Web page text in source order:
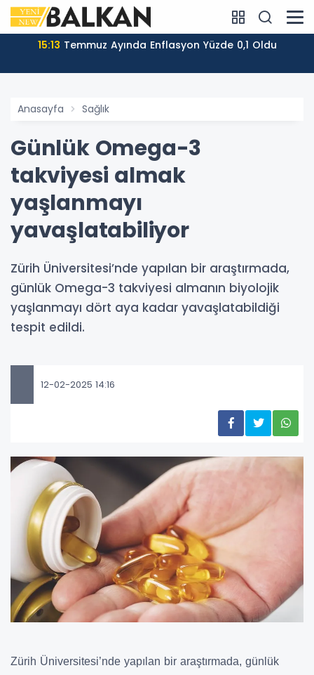
15:13 Temmuz Ayında Enflasyon Yüzde 0,1 Oldu
Anasayfa Sağlık
Günlük Omega-3
takviyesi almak
yaşlanmayı
yavaşlatabiliyor
Zürih Üniversitesi’nde yapılan bir araştırmada,
günlük Omega-3 takviyesi almanın biyolojik
yaşlanmayı dört aya kadar yavaşlatabildiği
tespit edildi.
12-02-2025 14:16
Zürih Üniversitesi’nde yapılan bir araştırmada, günlük